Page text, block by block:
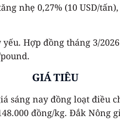
nhẹ 0,27% (10 USD/
Hợp đồng tháng 3/
GIÁ TIÊU
nay đồng loạt điều
đồng/kg. Đắk Nông